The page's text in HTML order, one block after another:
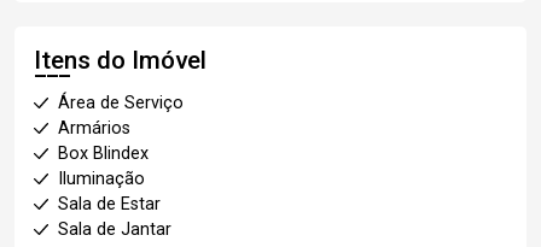
Itens do Imóvel
Área de Serviço
Armários
Box Blindex
Iluminação
Sala de Estar
Sala de Jantar